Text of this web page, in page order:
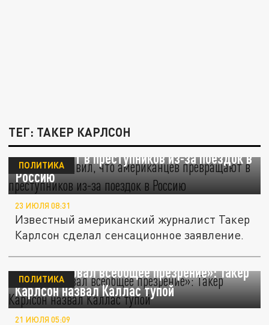
ТЕГ: ТАКЕР КАРЛСОН
Карлсон заявил, что американцев
превращают в преступников из-за поездок в
Россию
ПОЛИТИКА
23 ИЮЛЯ 08:31
Известный американский журналист Такер
Карлсон сделал сенсационное заявление.
«Почувствовал всеобщее презрение»: Такер
Карлсон назвал Каллас тупой
ПОЛИТИКА
21 ИЮЛЯ 05:09